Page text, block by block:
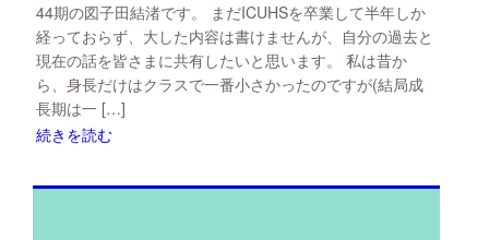
44期の図子田結渚です。 まだICUHSを卒業して半年しか
経っておらず、大した内容は書けませんが、自分の過去と
現在の話を皆さまに共有したいと思います。 私は昔か
ら、身長だけはクラスで一番小さかったのですが(結局成
長期は一 […]
続きを読む